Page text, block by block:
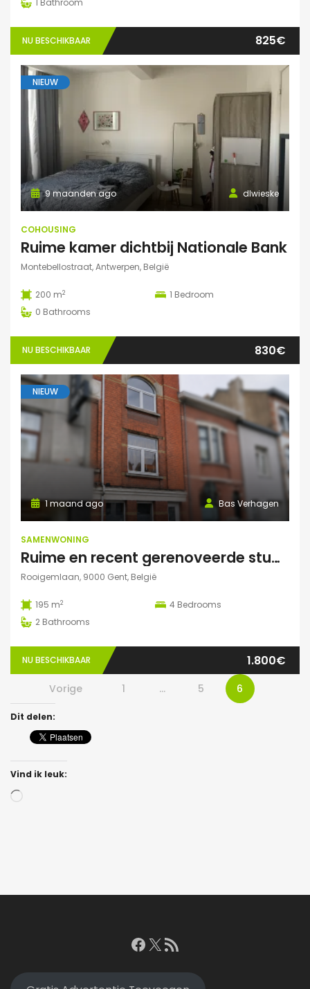
NU BESCHIKBAAR 825€
NIEUW
dlwieske
9 maanden ago
COHOUSING
Ruime kamer dichtbij Nationale Bank
Montebellostraat, Antwerpen, België
200 m2 1 Bedroom
0 Bathrooms
NU BESCHIKBAAR 830€
NIEUW
Bas Verhagen
1 maand ago
SAMENWONING
Ruime en recent gerenoveerde studentenwoning op toplocatie in Gent
Rooigemlaan, 9000 Gent, België
195 m2 4 Bedrooms
2 Bathrooms
NU BESCHIKBAAR 1.800€
Vorige 1 … 5 6
Dit delen:
Vind ik leuk:
Facebook
X RSS feed